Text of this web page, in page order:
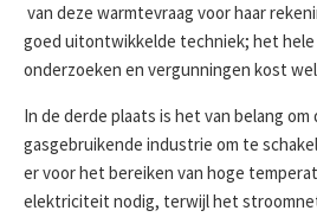
van deze warmtevraag voor haar
goed uitontwikkelde techniek; het
onderzoeken en vergunningen kost
In de derde plaats is het van belang
gasgebruikende industrie om te
er voor het bereiken van hoge
elektriciteit nodig, terwijl het